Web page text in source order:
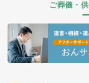
ご葬儀・